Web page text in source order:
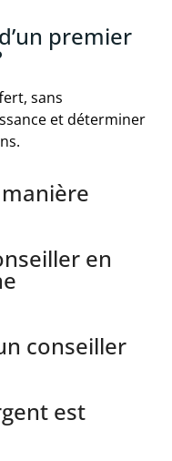
premier
sans
et déterminer
en
conseiller
est